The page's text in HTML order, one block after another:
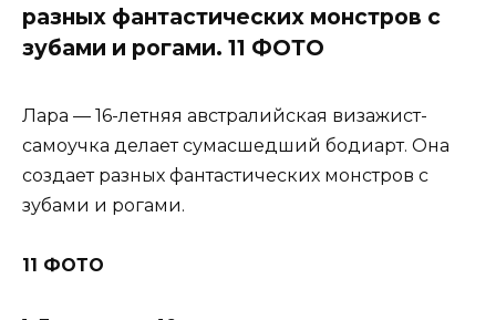
разных фантастических монстров с
зубами и рогами. 11 ФОТО
Лара — 16-летняя австралийская визажист-
самоучка делает сумасшедший бодиарт. Она
создает разных фантастических монстров с
зубами и рогами.
11 ФОТО